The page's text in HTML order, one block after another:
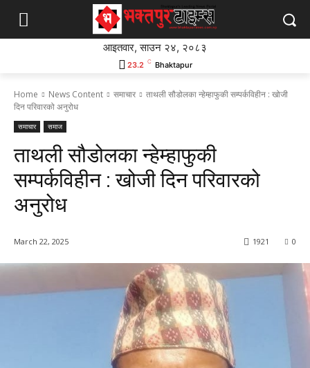
आइतवार, साउन २४, २०८३
23.2 C Bhaktapur
Home News Content समाचार
ताथली सौडोलका न्हेम्हाफुकी सम्पर्कविहीन : खोजी
दिन परिवारको अनुरोध
समाचार समाज
ताथली सौडोलका न्हेम्हाफुकी
सम्पर्कविहीन : खोजी दिन परिवारको
अनुरोध
March 22, 2025 0
1921